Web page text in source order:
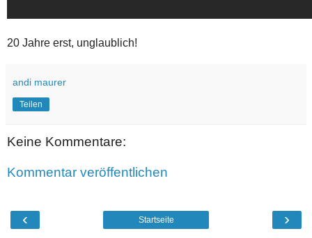
20 Jahre erst, unglaublich!
andi maurer
Teilen
Keine Kommentare:
Kommentar veröffentlichen
‹ ›
Startseite